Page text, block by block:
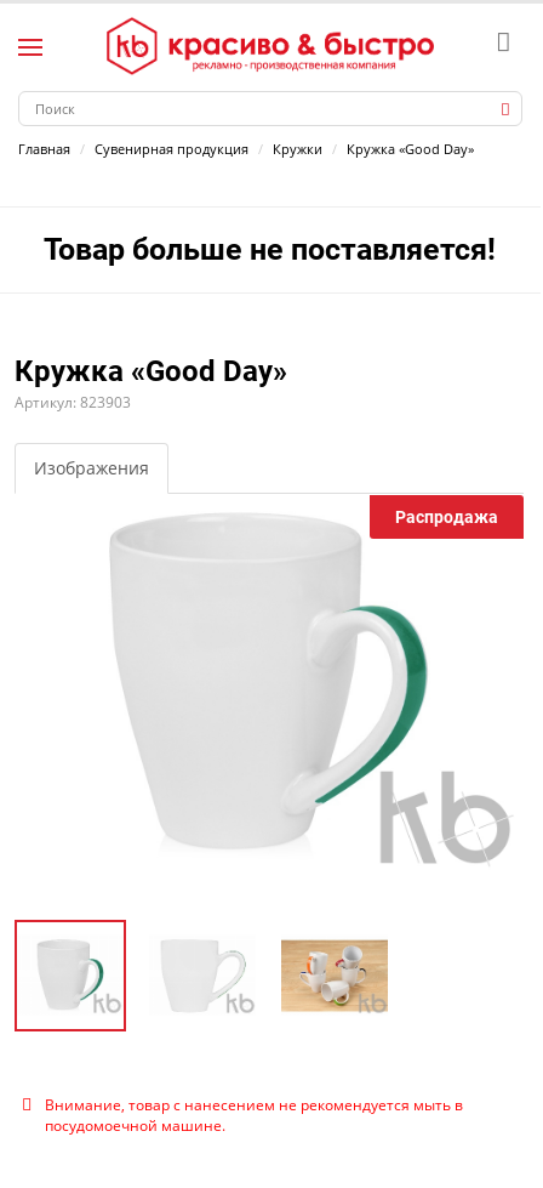
Главная Сувенирная продукция Кружки Кружка «Good Day»
Товар больше не поставляется!
Кружка «Good Day»
Артикул: 823903
Изображения
Распродажа
Внимание, товар с нанесением не рекомендуется мыть в
посудомоечной машине.